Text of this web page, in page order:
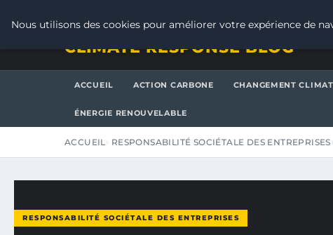
CLIMATE RESPONSE BLOG
ACCUEIL ACTION CARBONE CHANGEMENT
ÉNERGIE RENOUVELABLE
ACCUEIL RESPONSABILITÉ SOCIÉTALE DES ENTREPRISES
RESPONSABILITÉ SOCIÉTALE DES ENTREPRISES
Nous utilisons des cookies pour améliorer votre expérience de